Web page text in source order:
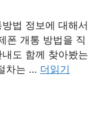
법 정보에 대해서
폰 개통 방법을 직
도 함께 찾아봤는
차는 … 더읽기